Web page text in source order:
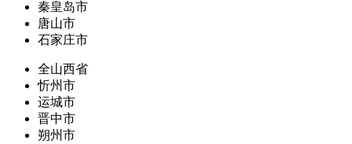
秦皇岛市
唐山市
石家庄市
全山西省
忻州市
运城市
晋中市
朔州市